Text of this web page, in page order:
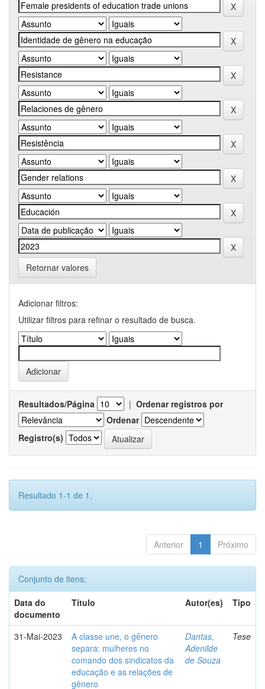
Retornar valores
Adicionar filtros:
Utilizar filtros para refinar o resultado de busca.
Resultados/Página | Ordenar registros por
Ordenar
Registro(s)
Resultado 1-1 de 1.
Anterior 1 Próximo
Conjunto de itens:
Data do
documento
Título Autor(es) Tipo
31-Mai-2023
A classe une, o gênero
separa: mulheres no
comando dos sindicatos da
educação e as relações de
gênero
Dantas,
Adenilde
de Souza
Tese